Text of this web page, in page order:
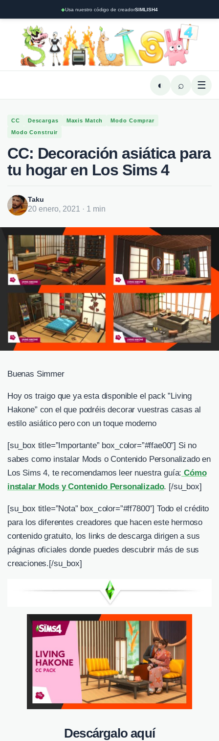
◆Usa nuestro código de creadorSIMLISH4
◐ ⌕ ☰
CC Descargas Maxis Match
Modo Comprar
Modo Construir
CC: Decoración asiática para
tu hogar en Los Sims 4
Taku
20 enero, 2021 · 1 min
Buenas Simmer
Hoy os traigo que ya esta disponible el pack ”Living
Hakone” con el que podréis decorar vuestras casas al
estilo asiático pero con un toque moderno
[su_box title=”Importante” box_color=”#ffae00″] Si no
sabes como instalar Mods o Contenido Personalizado en
Los Sims 4, te recomendamos leer nuestra guía: Cómo
instalar Mods y Contenido Personalizado. [/su_box]
[su_box title=”Nota” box_color=”#ff7800″] Todo el crédito
para los diferentes creadores que hacen este hermoso
contenido gratuito, los links de descarga dirigen a sus
páginas oficiales donde puedes descubrir más de sus
creaciones.[/su_box]
Descárgalo aquí